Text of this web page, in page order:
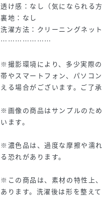
透け感：なし（気になられる
裏地：なし
洗濯方法：クリーニングネッ
…………………
※撮影環境により、多少実際
帯やスマートフォン、パソコ
える場合がございます。ご了
※画像の商品はサンプルのた
います。
※濃色品は、過度な摩擦や濡
る恐れがあります。
※この商品は、素材の特性上
あります。洗濯後は形を整え